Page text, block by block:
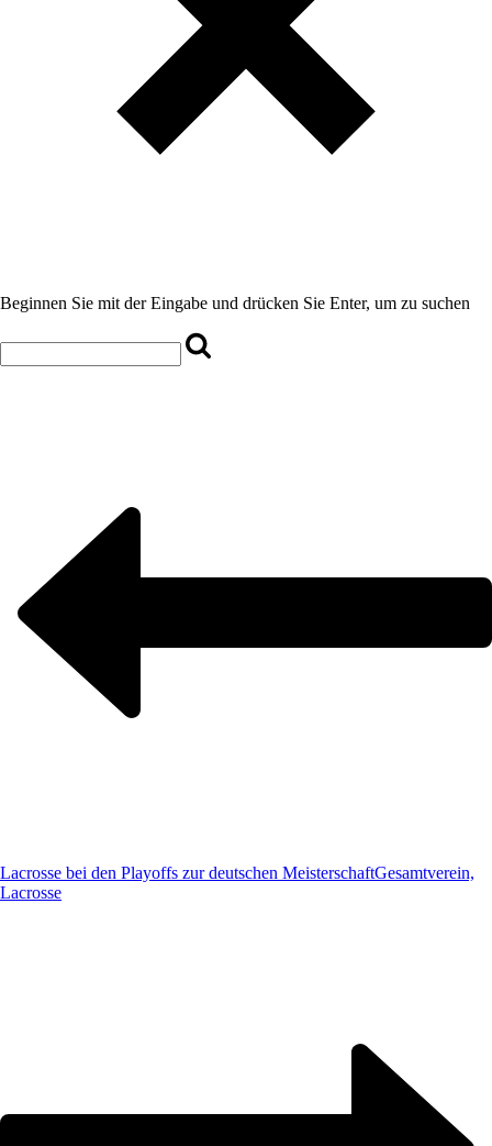
Beginnen Sie mit der Eingabe und drücken Sie Enter, um zu suchen
Lacrosse bei den Playoffs zur deutschen MeisterschaftGesamtverein,
Lacrosse